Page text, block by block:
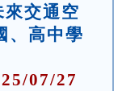
交通空
、高中學
07/27